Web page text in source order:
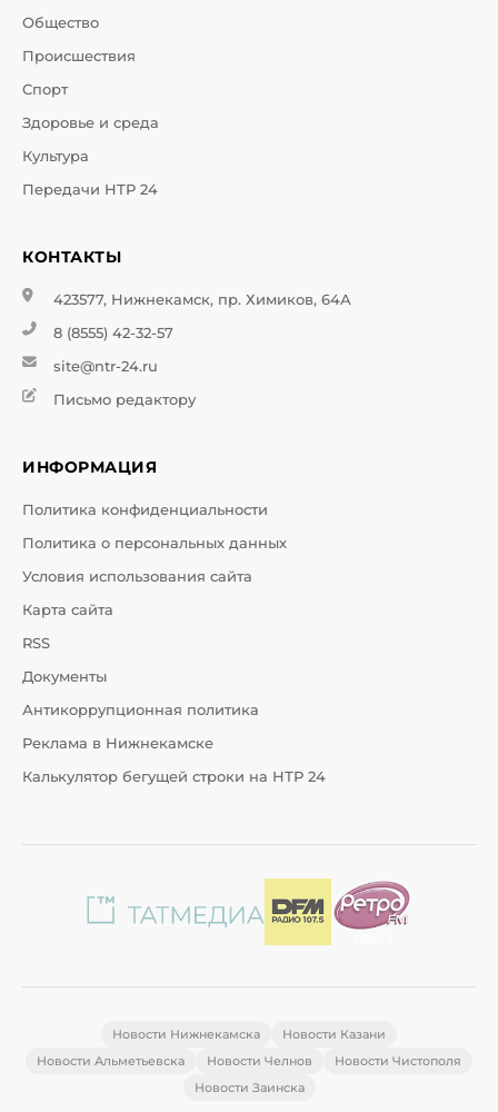
Общество
Происшествия
Спорт
Здоровье и среда
Культура
Передачи НТР 24
КОНТАКТЫ
423577, Нижнекамск, пр. Химиков, 64А
8 (8555) 42-32-57
site@ntr-24.ru
Письмо редактору
ИНФОРМАЦИЯ
Политика конфиденциальности
Политика о персональных данных
Условия использования сайта
Карта сайта
RSS
Документы
Антикоррупционная политика
Реклама в Нижнекамске
Калькулятор бегущей строки на НТР 24
Новости Нижнекамска
Новости Казани
Новости Альметьевска
Новости Челнов
Новости Чистополя
Новости Заинска